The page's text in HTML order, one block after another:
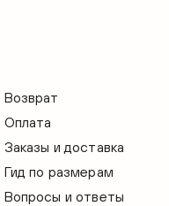
Возврат
Оплата
Заказы и доставка
Гид по размерам
Вопросы и ответы